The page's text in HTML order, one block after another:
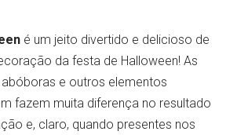
é um jeito divertido e delicioso de
da festa de Halloween! As
abóboras e outros elementos
fazem muita diferença no resultado
e, claro, quando presentes nos